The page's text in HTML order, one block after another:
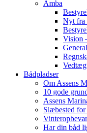
Amba
Nyt fra
Vision
Bådpladser
Om Assens
10 gode
Assens
Slæbested
Har din båd